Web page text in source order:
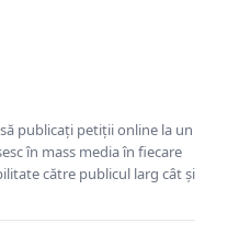
publicați petiții online la un
în mass media în fiecare
către publicul larg cât și